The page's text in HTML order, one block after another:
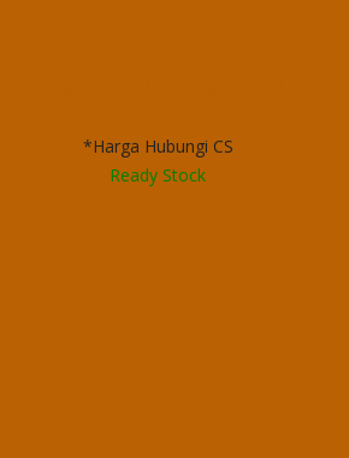
*Harga Hubungi CS
Ready Stock